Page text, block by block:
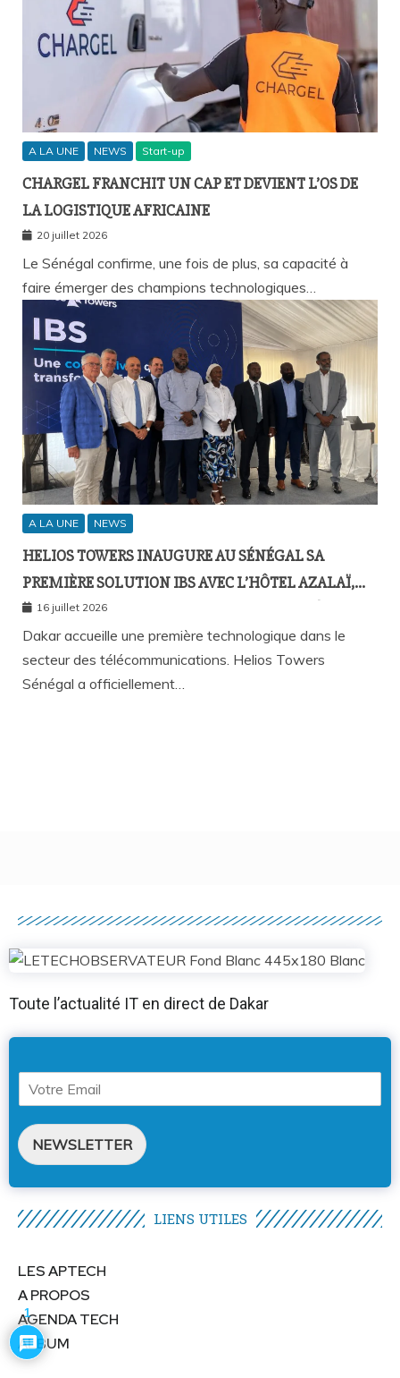
A LA UNE NEWS Start-up
CHARGEL FRANCHIT UN CAP ET DEVIENT L’OS DE
LA LOGISTIQUE AFRICAINE
20 juillet 2026
Le Sénégal confirme, une fois de plus, sa capacité à
faire émerger des champions technologiques…
A LA UNE NEWS
HELIOS TOWERS INAUGURE AU SÉNÉGAL SA
PREMIÈRE SOLUTION IBS AVEC L’HÔTEL AZALAÏ,
NOUVEAU STANDARD DE LA CONNECTIVITÉ
MOBILE À L’INTÉRIEUR DES BÂTIMENTS
16 juillet 2026
Dakar accueille une première technologique dans le
secteur des télécommunications. Helios Towers
Sénégal a officiellement…
Toute l’actualité IT en direct de Dakar
NEWSLETTER
LIENS UTILES​
LES APTECH
A PROPOS
AGENDA TECH
ALBUM
1